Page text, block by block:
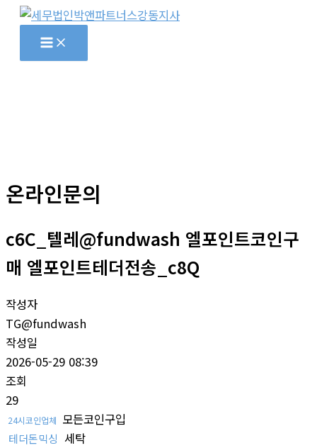
온라인문의
c6C_텔레@fundwash 엘포인트코인구
매 엘포인트테더전송_c8Q
작성자
TG@fundwash
작성일
2026-05-29 08:39
조회
29
24시코인업체 모든코인구입
테더돈믹싱 세탁